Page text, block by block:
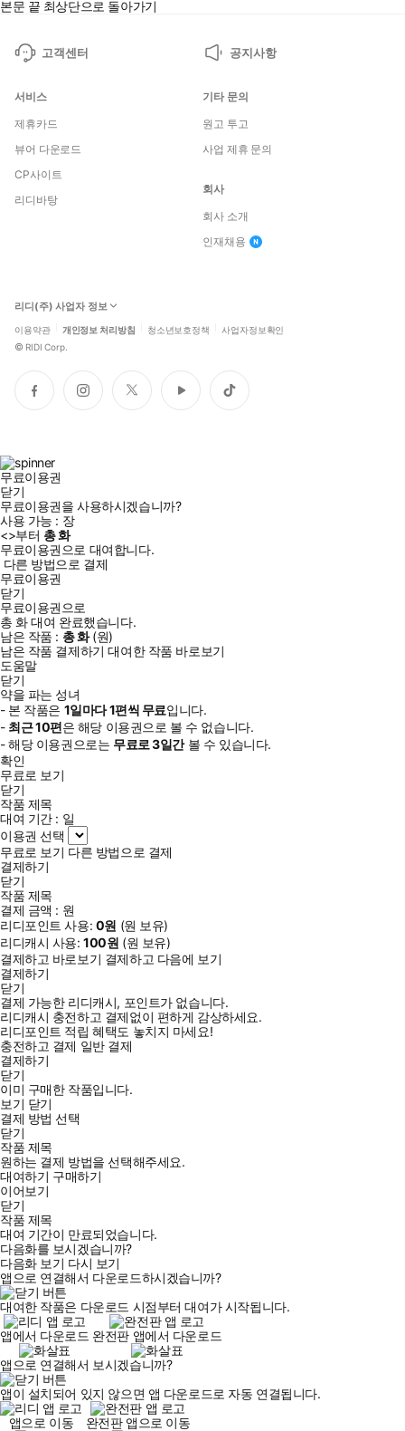
본문 끝 최상단으로 돌아가기
고객센터 공지사항
서비스
제휴카드
뷰어 다운로드
CP사이트
리디바탕
기타 문의
원고 투고
사업 제휴 문의
회사
회사 소개
인재채용
리디(주) 사업자 정보
이용약관 개인정보 처리방침 청소년보호정책 사업자정보확인
© RIDI Corp.
페
이
인
스
트
위
유
튜
틱
톡
무료이용권
닫기
무료이용권을 사용하시겠습니까?
사용 가능 : 장
<>부터 총화
무료이용권으로 대여합니다.
다른 방법으로 결제
무료이용권
닫기
무료이용권으로
총 화대여 완료했습니다.
남은 작품 : 총화(원)
남은 작품 결제하기 대여한 작품 바로보기
도움말
닫기
약을 파는 성녀
- 본 작품은 1일마다1편씩 무료입니다.
- 최근10편은 해당 이용권으로 볼 수 없습니다.
- 해당 이용권으로는 무료로3일간볼 수 있습니다.
확인
무료로 보기
닫기
작품 제목
대여 기간 : 일
이용권 선택
무료로 보기 다른 방법으로 결제
결제하기
닫기
작품 제목
결제 금액 : 원
리디포인트 사용: 0원 (원 보유)
리디캐시 사용:100원 (원 보유)
결제하고 바로보기 결제하고 다음에 보기
결제하기
닫기
결제 가능한 리디캐시, 포인트가 없습니다.
리디캐시 충전하고 결제없이 편하게 감상하세요.
리디포인트 적립 혜택도 놓치지 마세요!
충전하고 결제 일반 결제
결제하기
닫기
이미 구매한 작품입니다.
보기 닫기
결제 방법 선택
닫기
작품 제목
원하는 결제 방법을 선택해주세요.
대여하기 구매하기
이어보기
닫기
작품 제목
대여 기간이 만료되었습니다.
다음화를 보시겠습니까?
다음화 보기 다시 보기
앱으로 연결해서 다운로드하시겠습니까?
대여한 작품은 다운로드 시점부터 대여가 시작됩니다.
앱에서 다운로드 완전판 앱에서 다운로드
앱으로 연결해서 보시겠습니까?
앱이 설치되어 있지 않으면 앱 다운로드로 자동 연결됩니다.
앱으로 이동
완전판 앱으로 이동